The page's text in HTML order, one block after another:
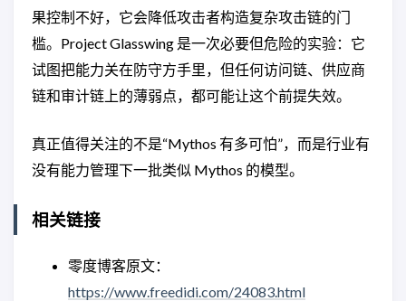
果控制不好，它会降低攻击者构造复杂攻击链的门
槛。Project Glasswing 是一次必要但危险的实验：它
试图把能力关在防守方手里，但任何访问链、供应商
链和审计链上的薄弱点，都可能让这个前提失效。
真正值得关注的不是“Mythos 有多可怕”，而是行业有
没有能力管理下一批类似 Mythos 的模型。
相关链接
零度博客原文：
https://www.freedidi.com/24083.html